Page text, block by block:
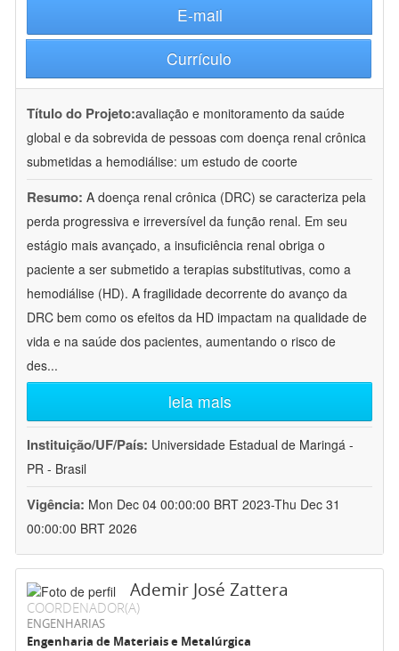
E-mail
Currículo
Título do Projeto:avaliação e monitoramento da saúde
global e da sobrevida de pessoas com doença renal crônica
submetidas a hemodiálise: um estudo de coorte
Resumo: A doença renal crônica (DRC) se caracteriza pela
perda progressiva e irreversível da função renal. Em seu
estágio mais avançado, a insuficiência renal obriga o
paciente a ser submetido a terapias substitutivas, como a
hemodiálise (HD). A fragilidade decorrente do avanço da
DRC bem como os efeitos da HD impactam na qualidade de
vida e na saúde dos pacientes, aumentando o risco de
des...
leia mais
Instituição/UF/País: Universidade Estadual de Maringá -
PR - Brasil
Vigência: Mon Dec 04 00:00:00 BRT 2023-Thu Dec 31
00:00:00 BRT 2026
Ademir José Zattera
COORDENADOR(A)
ENGENHARIAS
Engenharia de Materiais e Metalúrgica